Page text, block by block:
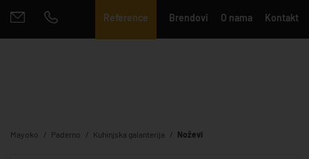
Reference Brendovi O nama Kontakt
Mayoko Paderno Kuhinjska galanterija Noževi